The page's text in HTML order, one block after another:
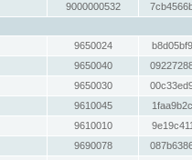
9000000532
9650024
9650040
9650030
9610045
9610010
9690078